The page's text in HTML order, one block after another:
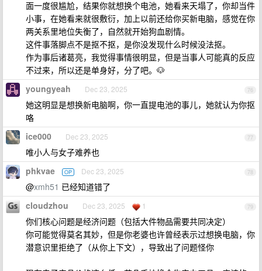
面一度很尴尬，结果你就想换个电池，她看来天塌了，你却当件
小事，在她看来就很敷衍，加上以前还给你买新电脑，感觉在你
两关系里地位失衡了，自然就开始狗血剧情。
这件事落脚点不是抠不抠，是你没发现什么时候没法抠。
作为事后诸葛亮，我觉得事情很明显，但是当事人可能真的反应
不过来，所以还是单身好，分了吧。🐶
76
youngyeah Dec 23, 2025
她这明显是想换新电脑啊，你一直提电池的事儿，她就认为你抠
咯
77
ice000 Dec 23, 2025
唯小人与女子难养也
78
phkvae OP Dec 23, 2025
@xmh51 已经知道错了
79
cloudzhou Dec 23, 2025 1
你们核心问题是经济问题（包括大件物品需要共同决定）
你可能觉得莫名其妙，但是你老婆也许曾经表示过想换电脑，你
潜意识里拒绝了（从你上下文），导致出了问题怪你